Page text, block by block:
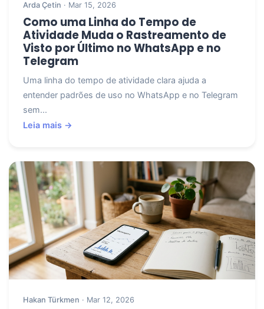
Arda Çetin · Mar 15, 2026
Como uma Linha do Tempo de
Atividade Muda o Rastreamento de
Visto por Último no WhatsApp e no
Telegram
Uma linha do tempo de atividade clara ajuda a
entender padrões de uso no WhatsApp e no Telegram
sem...
Leia mais →
Hakan Türkmen · Mar 12, 2026